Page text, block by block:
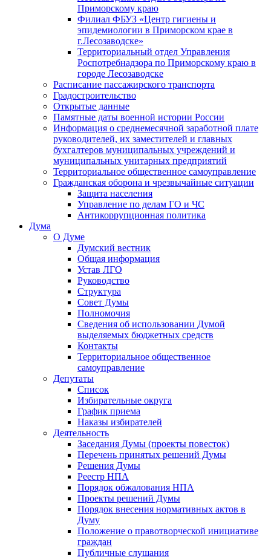
Приморскому краю
Филиал ФБУЗ «Центр гигиены и
эпидемиологии в Приморском крае в
г.Лесозаводске»
Территориальный отдел Управления
Роспотребнадзора по Приморскому краю в
городе Лесозаводске
Расписание пассажирского транспорта
Градостроительство
Открытые данные
Памятные даты военной истории России
Информация о среднемесячной заработной плате
руководителей, их заместителей и главных
бухгалтеров муниципальных учреждений и
муниципальных унитарных предприятий
Территориальное общественное самоуправление
Гражданская оборона и чрезвычайные ситуации
Защита населения
Управление по делам ГО и ЧС
Антикоррупционная политика
Дума
О Думе
Думский вестник
Общая информация
Устав ЛГО
Руководство
Структура
Совет Думы
Полномочия
Сведения об использовании Думой
выделяемых бюджетных средств
Контакты
Территориальное общественное
самоуправление
Депутаты
Список
Избирательные округа
График приема
Наказы избирателей
Деятельность
Заседания Думы (проекты повесток)
Перечень принятых решений Думы
Решения Думы
Реестр НПА
Порядок обжалования НПА
Проекты решений Думы
Порядок внесения нормативных актов в
Думу
Положение о правотворческой инициативе
граждан
Публичные слушания